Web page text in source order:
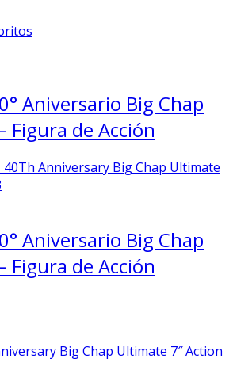
Aniversario Big Chap
Figura de Acción
Aniversario Big Chap
Figura de Acción
Big Chap Ultimate 7″ Action